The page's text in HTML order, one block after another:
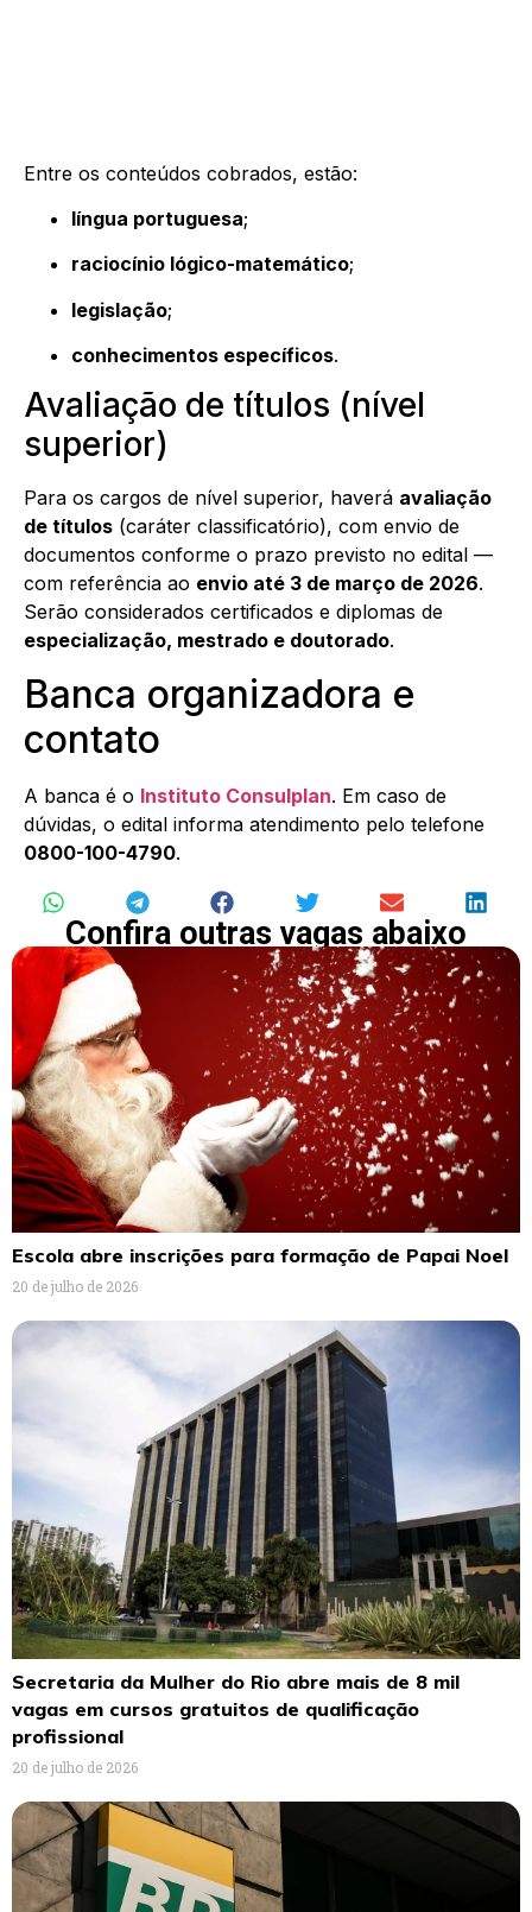
Entre os conteúdos cobrados, estão:
língua portuguesa;
raciocínio lógico-matemático;
legislação;
conhecimentos específicos.
Avaliação de títulos (nível
superior)
Para os cargos de nível superior, haverá avaliação
de títulos (caráter classificatório), com envio de
documentos conforme o prazo previsto no edital —
com referência ao envio até 3 de março de 2026.
Serão considerados certificados e diplomas de
especialização, mestrado e doutorado.
Banca organizadora e
contato
A banca é o Instituto Consulplan. Em caso de
dúvidas, o edital informa atendimento pelo telefone
0800-100-4790.
Confira outras vagas abaixo
Escola abre inscrições para formação de Papai Noel
20 de julho de 2026
Secretaria da Mulher do Rio abre mais de 8 mil
vagas em cursos gratuitos de qualificação
profissional
20 de julho de 2026